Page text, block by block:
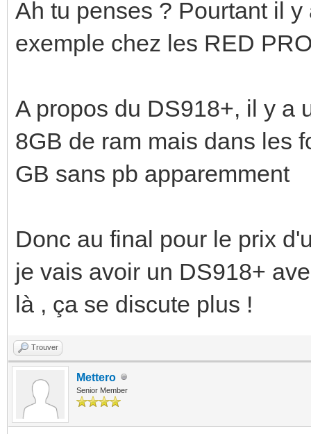
Ah tu penses ? Pourtant il
exemple chez les RED
A propos du DS918+, il y a
8GB de ram mais dans les
GB sans pb apparemment
Donc au final pour le prix
je vais avoir un DS918+
là , ça se discute plus !
Trouver
Mettero
Senior Member